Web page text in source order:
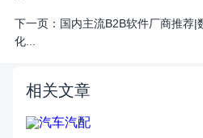
下一页： 国内主流B2B软件厂商推荐
化...
相关文章